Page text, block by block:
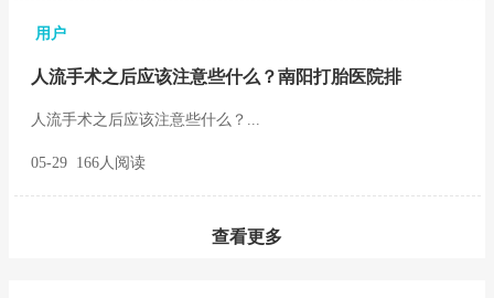
用户
人流手术之后应该注意些什么？南阳打胎医院排
人流手术之后应该注意些什么？...
05-29 166人阅读
查看更多